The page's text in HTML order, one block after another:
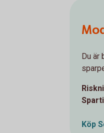
Du är
Köp